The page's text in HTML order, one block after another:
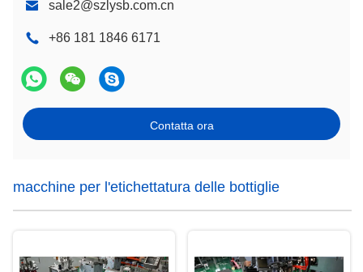
sale2@szlysb.com.cn
+86 181 1846 6171
Contatta ora
macchine per l'etichettatura delle bottiglie